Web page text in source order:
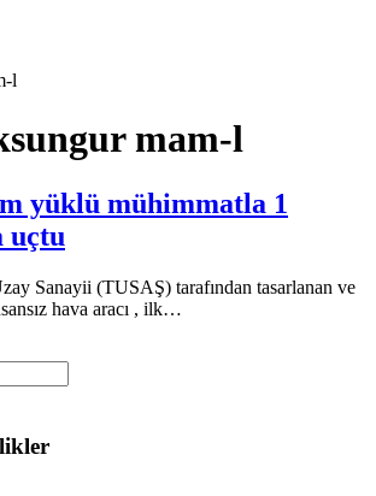
l
mam-l
yüklü mühimmatla 1
uçtu
Sanayii (TUSAŞ) tarafından tasarlanan ve
hava aracı , ilk…